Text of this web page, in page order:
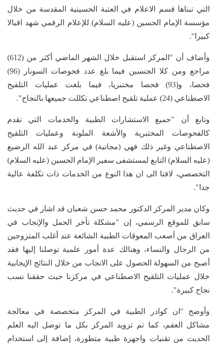
التي تبناها قسم الاعلام في العتبة الحسينية المقدسة من خلال
مؤسسة الإمام الحسين (عليه السلام) للإعلام الرقمي شهد اقبالا
كبيرا".
وأضاف أن "المركز استقبل خلال الشهر الماضي أكثر من (612)
مراجع ومن كلا الجنسين فيما بلغ عدد فحوصات السونار (96)
فحصا، و(93) فحصا مختبريا، فيما بلغت عمليات التلقيح
الاصطناعي (24) عملية تلقيح اصطناعي تكللت جميعها بالنجاح".
وتابع أن "جميع الاستشارات الطبية والخدمات التي تقدم
كالفحوصات المختبرية والأشعة الملونة وعمليات التلقيح
الاصطناعي وغير ذلك فهي (مجانية) في مركز عبد الله الرضيع
(عليه السلام) التابع لمستشفى سفير الإمام الحسين (عليه السلام)
التخصصي، لافتا الى ان هذا النوع من الخدمات ذات تكلفة عالية
جدا".
وكان مدير المركز الدكتور محمد حسن شعبان قد اشار في حديث
سابق للموقع الرسمي، إن "مشكلة تأخر الحمل والإنجاب في
العراق من أصعب المعوقات الطبية الشائعة عند أغلب المتزوجين
من الرجال والنساء، وهنالك عدة أمور علمية توصلنا إليها فقد
أصبح من السهولة الحصول على الانجاب من خلال النتائج الإيجابية
خلال عمليات التلقيح الاصطناعي في مركزنا حيث حققنا نسب
نجاح كبيرة".
وأوضح "ان كوادر الطبية في المركز متخصصة في معالجة
مشاكل العقم، كما تم تزويد المركز بكل ما توصل اليه العلم
الحديث من تقنيات واجهزة طبية متطورة، إضافة إلى استخدام